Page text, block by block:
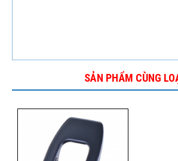
SẢN PHẨM CÙNG